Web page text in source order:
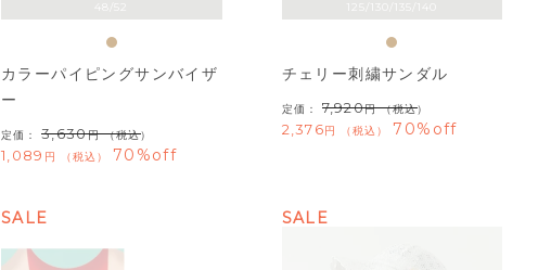
48/52
カラーパイピングサンバイザ
ー
定価： 3,630 （税込）
1,089 税込 70%off
125/130/135/140
チェリー刺繍サンダル
定価： 7,920 （税込）
2,376 税込 70%off
SALE SALE